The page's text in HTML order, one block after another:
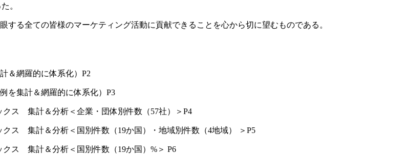
。
る全ての皆様のマーケティング活動に貢献できることを心から切に望むものである。
＆網羅的に体系化）P2
を集計＆網羅的に体系化）P3
クス 集計＆分析＜企業・団体別件数（57社）＞P4
ス 集計＆分析＜国別件数（19か国）・地域別件数（4地域） ＞P5
クス 集計＆分析＜国別件数（19か国）%＞ P6